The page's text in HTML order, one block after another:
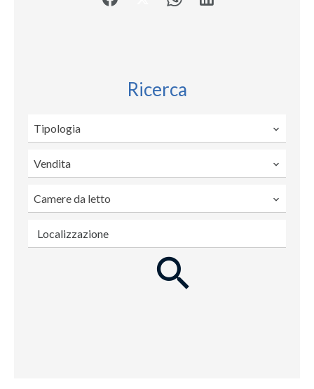
Ricerca
Tipologia
Vendita
Camere da letto
Localizzazione